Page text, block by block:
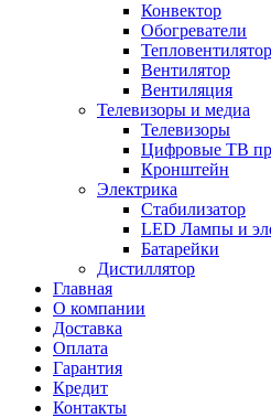
Конвектор
Обогреватели
Тепловентилятор
Вентилятор
Вентиляция
Телевизоры и медиа
Телевизоры
Цифровые ТВ
Кронштейн
Электрика
Стабилизатор
LED Лампы и
Батарейки
Дистиллятор
Главная
О компании
Доставка
Оплата
Гарантия
Кредит
Контакты